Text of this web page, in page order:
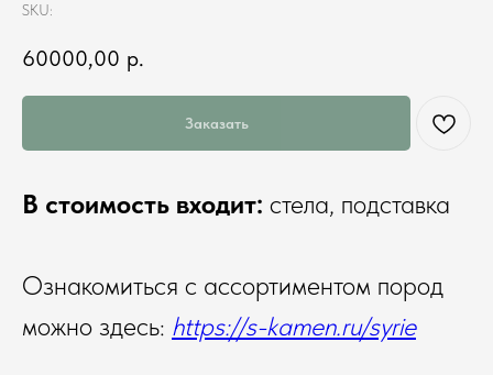
SKU:
60000,00 р.
Заказать
В стоимость входит: стела, подставка
Ознакомиться с ассортиментом пород
можно здесь: https://s-kamen.ru/syrie